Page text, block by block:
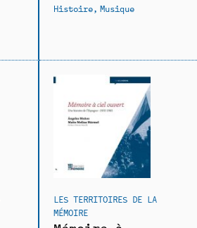
Histoire
Musique
LES TERRITOIRES DE LA
MÉMOIRE